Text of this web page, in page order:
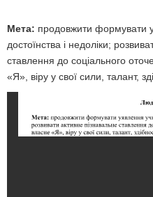
Мета: продовжити формувати
достоїнства і недоліки;
ставлення до соціального
«Я», віру у свої сили, талант,